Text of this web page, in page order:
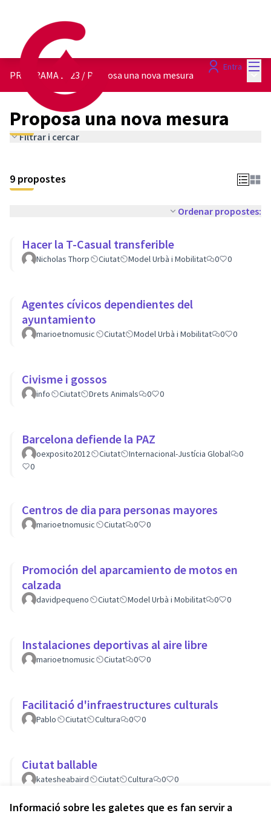
Informació sobre les galetes que es fan servir a
Entra
PROGRAMA 2023 / Proposa una nova mesura
Proposa una nova mesura
Filtrar i cercar
9 propostes
Ordenar propostes:
Hacer la T-Casual transferible
Nicholas Thorp Ciutat Model Urbà i Mobilitat 0 0
Agentes cívicos dependientes del
ayuntamiento
marioetnomusic Ciutat Model Urbà i Mobilitat 0 0
Civisme i gossos
info Ciutat Drets Animals 0 0
Barcelona defiende la PAZ
oexposito2012 Ciutat Internacional-Justícia Global
0
0
Centros de dia para personas mayores
marioetnomusic Ciutat 0 0
Promoción del aparcamiento de motos en
calzada
davidpequeno Ciutat Model Urbà i Mobilitat 0 0
Instalaciones deportivas al aire libre
marioetnomusic Ciutat 0 0
Facilitació d'infraestructures culturals
Pablo Ciutat Cultura 0 0
Ciutat ballable
katesheabaird Ciutat Cultura 0 0